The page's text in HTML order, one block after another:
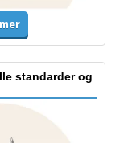
standarder og